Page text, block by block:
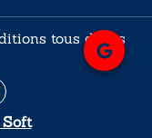
tous droits